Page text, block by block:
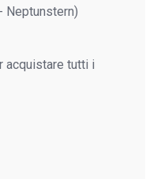
Neptunstern)
acquistare tutti i